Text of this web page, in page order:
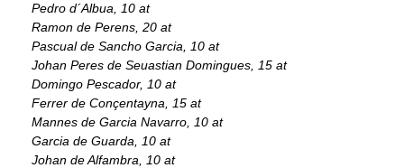
Pedro d´Albua, 10 at
Ramon de Perens, 20 at
Pascual de Sancho Garcia, 10 at
Johan Peres de Seuastian Domingues, 15 at
Domingo Pescador, 10 at
Ferrer de Conçentayna, 15 at
Mannes de Garcia Navarro, 10 at
Garcia de Guarda, 10 at
Johan de Alfambra, 10 at